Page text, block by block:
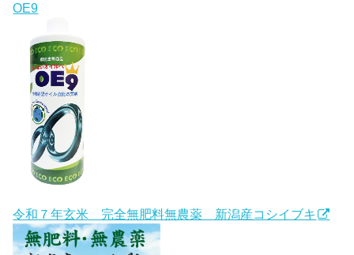
OE9
令和７年玄米 完全無肥料無農薬 新潟産コシイブキ